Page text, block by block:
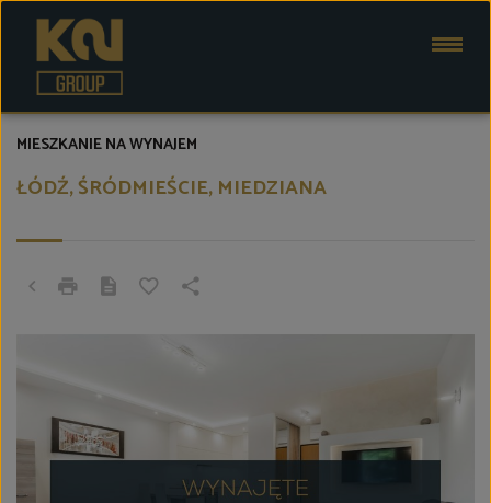
ŁÓDŹ, ŚRÓDMIEŚCIE, MIEDZIANA
MIESZKANIE NA WYNAJEM